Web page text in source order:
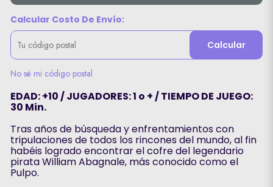
Calcular Costo De Envío:
Calcular
No sé mi código postal
EDAD: +10 / JUGADORES: 1 o + / TIEMPO DE JUEGO:
30 Min.
Tras años de búsqueda y enfrentamientos con
tripulaciones de todos los rincones del mundo, al fin
habéis logrado encontrar el cofre del legendario
pirata William Abagnale, más conocido como el
Pulpo.